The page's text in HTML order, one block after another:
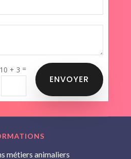
10 + 3 =
ENVOYER
métiers animaliers